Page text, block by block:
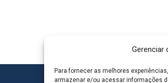
Gerenciar
Para fornecer as melhores
armazenar e/ou acessar informações